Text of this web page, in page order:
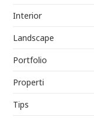
Interior
Landscape
Portfolio
Properti
Tips